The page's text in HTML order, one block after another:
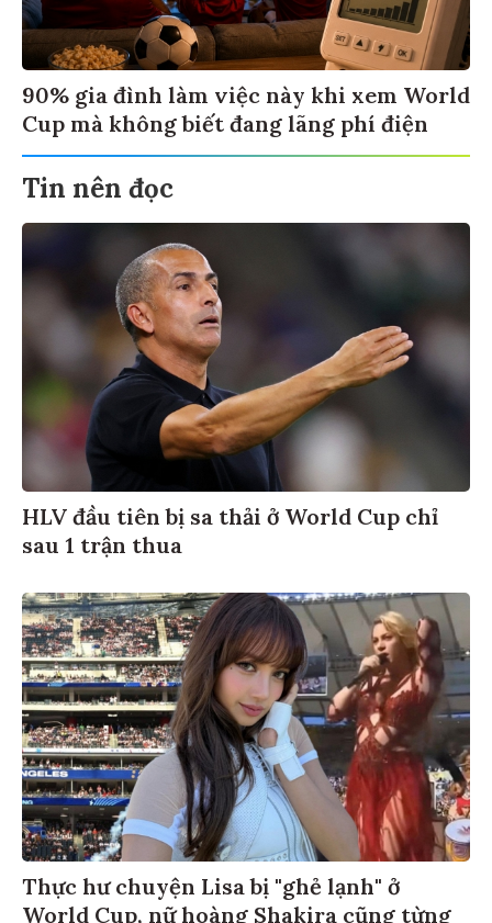
90% gia đình làm việc này khi xem World
Cup mà không biết đang lãng phí điện
Tin nên đọc
HLV đầu tiên bị sa thải ở World Cup chỉ
sau 1 trận thua
Thực hư chuyện Lisa bị "ghẻ lạnh" ở
World Cup, nữ hoàng Shakira cũng từng